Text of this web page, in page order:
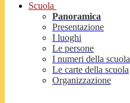
Scuola
Panoramica
Presentazione
I luoghi
Le persone
I numeri della scuola
Le carte della scuola
Organizzazione